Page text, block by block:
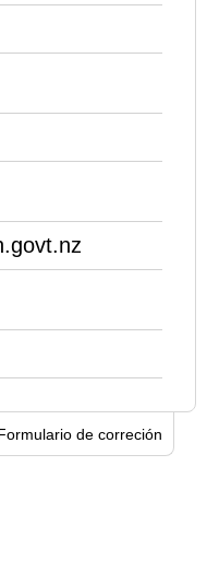
de correción